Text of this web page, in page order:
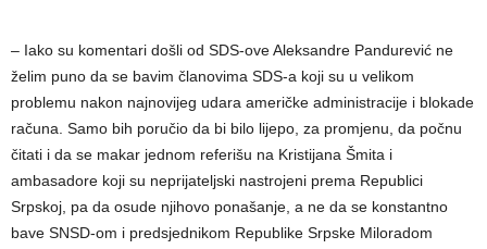
– Iako su komentari došli od SDS-ove Aleksandre Pandurević ne
želim puno da se bavim članovima SDS-a koji su u velikom
problemu nakon najnovijeg udara američke administracije i blokade
računa. Samo bih poručio da bi bilo lijepo, za promjenu, da počnu
čitati i da se makar jednom referišu na Kristijana Šmita i
ambasadore koji su neprijateljski nastrojeni prema Republici
Srpskoj, pa da osude njihovo ponašanje, a ne da se konstantno
bave SNSD-om i predsjednikom Republike Srpske Miloradom